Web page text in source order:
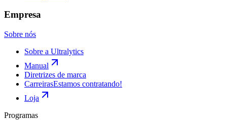
Empresa
Sobre nós
Sobre a Ultralytics
Manual
Diretrizes de marca
CarreirasEstamos contratando!
Loja
Programas